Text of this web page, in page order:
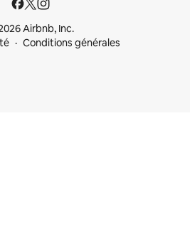
Airbnb, Inc.
Conditions générales